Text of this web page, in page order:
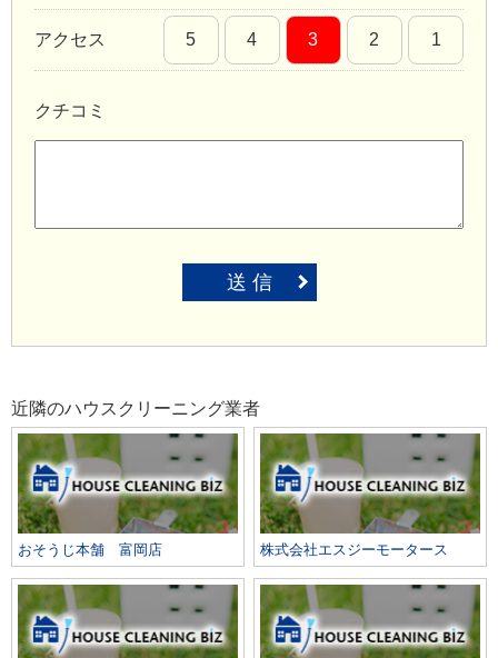
アクセス 5 4 3 2 1
クチコミ
送 信
近隣のハウスクリーニング業者
おそうじ本舗 富岡店 株式会社エスジーモータース